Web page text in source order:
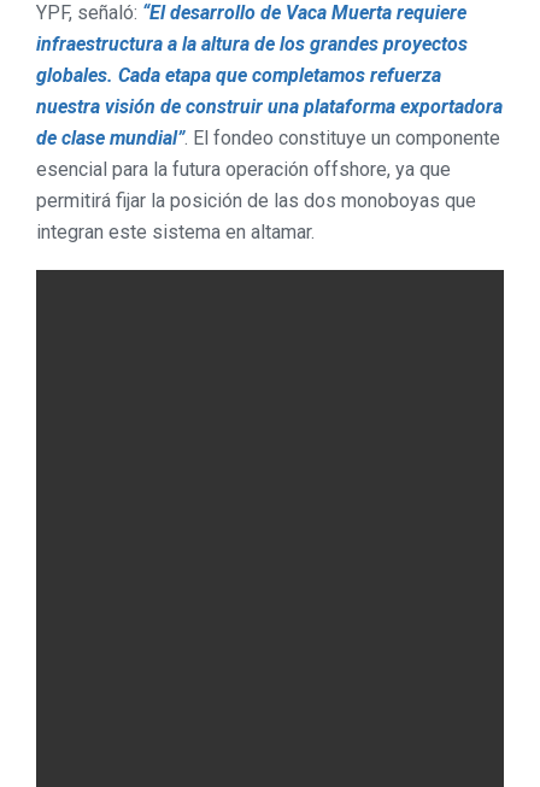
YPF, señaló: “El desarrollo de Vaca Muerta requiere
infraestructura a la altura de los grandes proyectos
globales. Cada etapa que completamos refuerza
nuestra visión de construir una plataforma exportadora
de clase mundial”. El fondeo constituye un componente
esencial para la futura operación offshore, ya que
permitirá fijar la posición de las dos monoboyas que
integran este sistema en altamar.